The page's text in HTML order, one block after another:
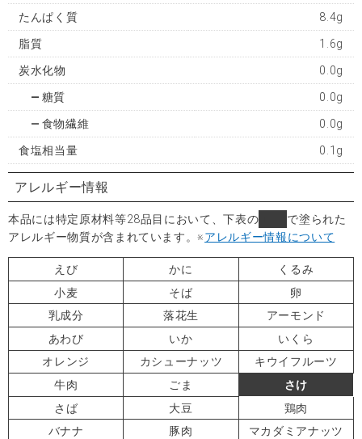
たんぱく質 8.4g
脂質 1.6g
炭水化物 0.0g
糖質 0.0g
食物繊維 0.0g
食塩相当量 0.1g
アレルギー情報
本品には特定原材料等28品目において、下表の
で塗られた
アレルギー物質が含まれています。※アレルギー情報について
えび かに
くるみ
小麦
そば
卵
乳成分
落花生
アーモンド
あわび
いか
いくら
オレンジ
カシューナッツ
キウイフルーツ
牛肉
ごま
さけ
さば
大豆
鶏肉
バナナ
豚肉
マカダミアナッツ